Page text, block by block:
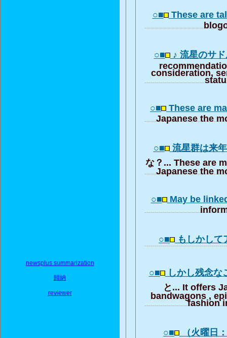
newsplus summarization
歸納
reviewer
○■ These are
○■ ♪ 流星のサ
consideration,
○■ These are
Japanese the
○■ 流星群は来
な？... These are
Japanese the
○■ May be
○■ もしかし
○■ しかし残念
と... It offers
bandwagons ,
fashion
○■ （火曜日